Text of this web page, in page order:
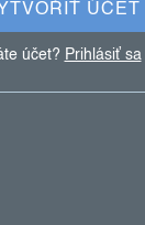
ÚČET
účet? Prihlásiť sa